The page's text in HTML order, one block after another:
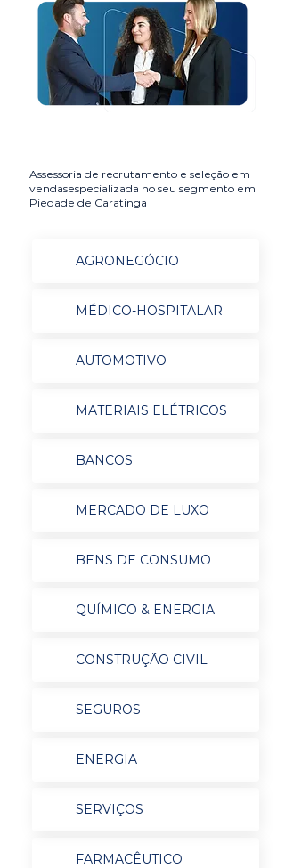
Assessoria de recrutamento e seleção em
vendasespecializada no seu segmento em
Piedade de Caratinga
AGRONEGÓCIO
MÉDICO-HOSPITALAR
AUTOMOTIVO
MATERIAIS ELÉTRICOS
BANCOS
MERCADO DE LUXO
BENS DE CONSUMO
QUÍMICO & ENERGIA
CONSTRUÇÃO CIVIL
SEGUROS
ENERGIA
SERVIÇOS
FARMACÊUTICO